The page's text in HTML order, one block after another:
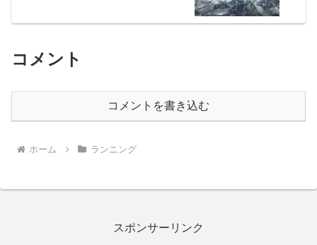
コメント
コメントを書き込む
ホーム ランニング
スポンサーリンク